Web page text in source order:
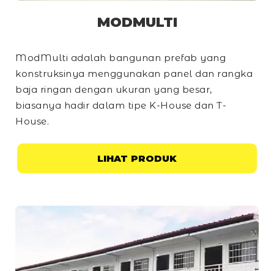
MODMULTI
ModMulti adalah bangunan prefab yang
konstruksinya menggunakan panel dan rangka
baja ringan dengan ukuran yang besar,
biasanya hadir dalam tipe K-House dan T-
House.
LIHAT PRODUK